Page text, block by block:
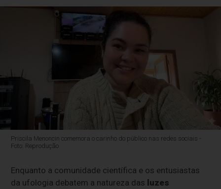
Priscila Menoncin comemora o carinho do público nas redes sociais -
Foto: Reprodução
Enquanto a comunidade científica e os entusiastas
da ufologia debatem a natureza das luzes